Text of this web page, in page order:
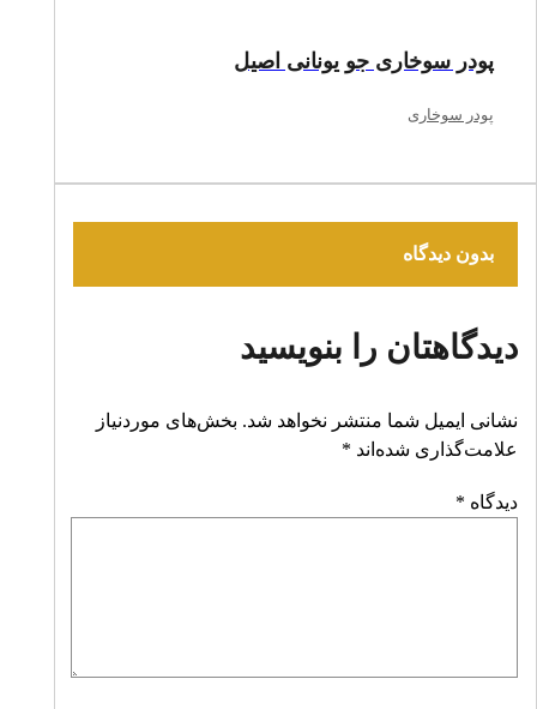
پودر سوخاری جو یونانی اصیل
پودر سوخاری
بدون دیدگاه
دیدگاهتان را بنویسید
نشانی ایمیل شما منتشر نخواهد شد. بخش‌های موردنیاز
علامت‌گذاری شده‌اند *
دیدگاه *